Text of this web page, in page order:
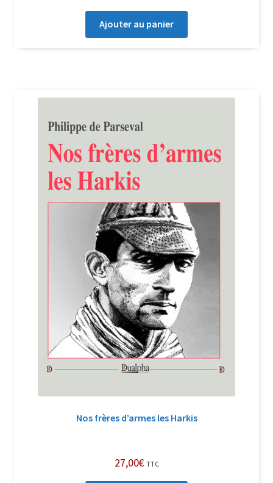
Ajouter au panier
Nos frères d’armes les Harkis
27,00€ TTC